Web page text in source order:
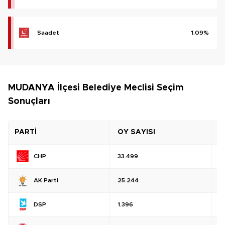
Saadet 1.09%
MUDANYA İlçesi Belediye Meclisi Seçim
Sonuçları
PARTİ OY SAYISI
CHP 33.499
AK Parti 25.244
DSP 1.396